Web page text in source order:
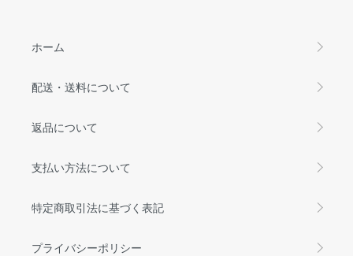
ホーム
配送・送料について
返品について
支払い方法について
特定商取引法に基づく表記
プライバシーポリシー